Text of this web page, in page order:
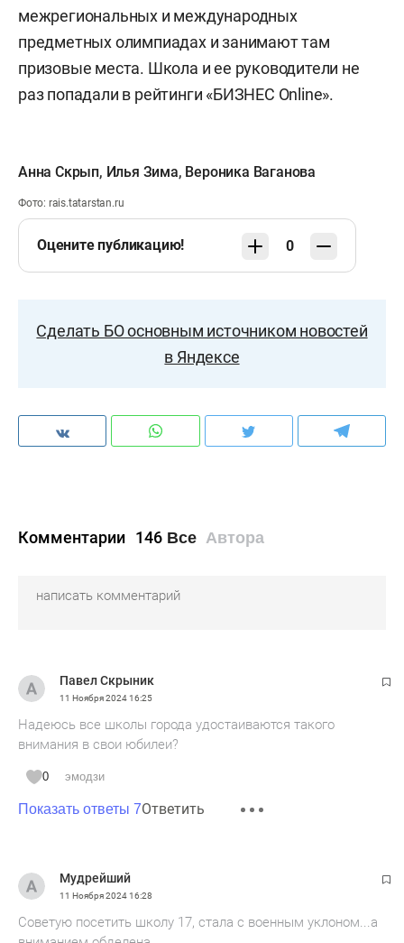
межрегиональных и международных
предметных олимпиадах и занимают там
призовые места. Школа и ее руководители не
раз попадали в рейтинги «БИЗНЕС Online».
Анна Скрып, Илья Зима, Вероника Ваганова
Фото: rais.tatarstan.ru
Оцените публикацию! 0
Сделать БО основным источником новостей
в Яндексе
Комментарии 146 Все Автора
Павел Скрыник
11 Ноября 202416:25
Надеюсь все школы города удостаиваются такого
внимания в свои юбилеи?
0 эмодзи
Показать ответы 7Ответить
Мудрейший
11 Ноября 202416:28
Советую посетить школу 17, стала с военным уклоном...а